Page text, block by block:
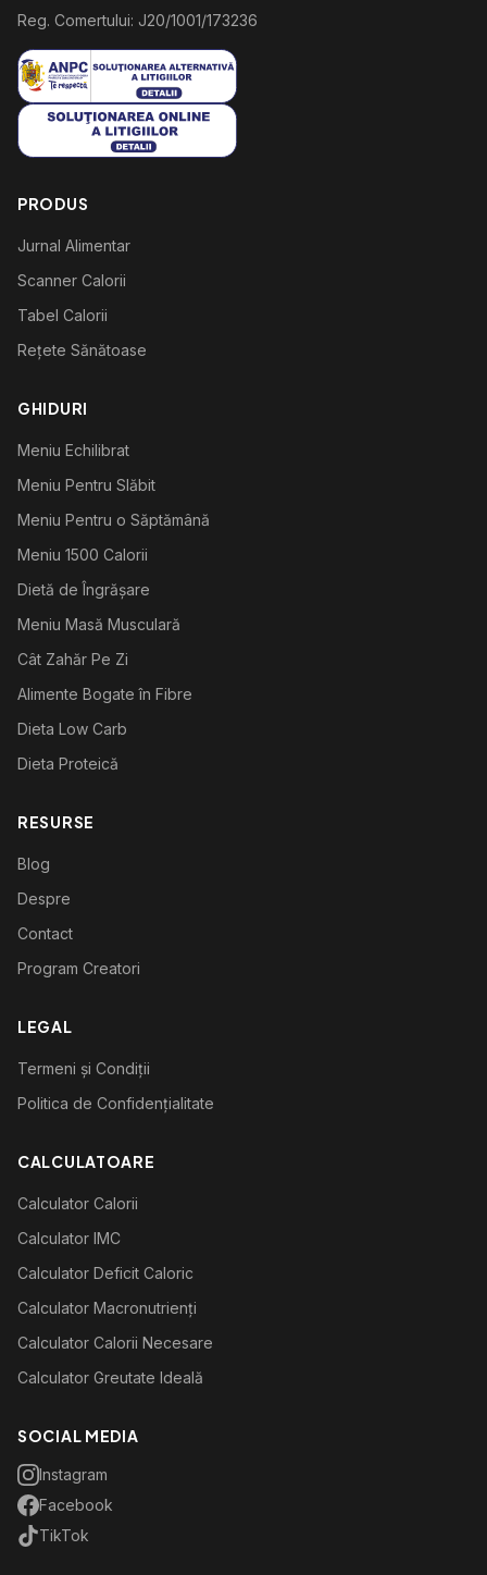
Reg. Comertului: J20/1001/173236
PRODUS
Jurnal Alimentar
Scanner Calorii
Tabel Calorii
Rețete Sănătoase
GHIDURI
Meniu Echilibrat
Meniu Pentru Slăbit
Meniu Pentru o Săptămână
Meniu 1500 Calorii
Dietă de Îngrășare
Meniu Masă Musculară
Cât Zahăr Pe Zi
Alimente Bogate în Fibre
Dieta Low Carb
Dieta Proteică
RESURSE
Blog
Despre
Contact
Program Creatori
LEGAL
Termeni și Condiții
Politica de Confidențialitate
CALCULATOARE
Calculator Calorii
Calculator IMC
Calculator Deficit Caloric
Calculator Macronutrienți
Calculator Calorii Necesare
Calculator Greutate Ideală
SOCIAL MEDIA
Instagram
Facebook
TikTok